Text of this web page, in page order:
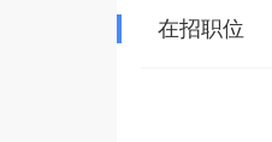
在招职位